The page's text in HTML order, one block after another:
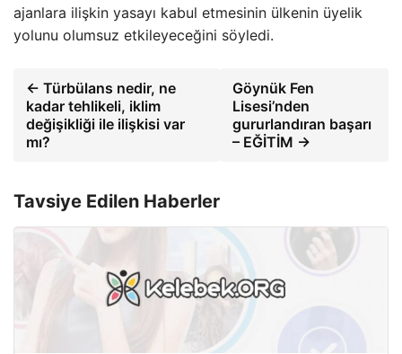
ajanlara ilişkin yasayı kabul etmesinin ülkenin üyelik
yolunu olumsuz etkileyeceğini söyledi.
← Türbülans nedir, ne
kadar tehlikeli, iklim
değişikliği ile ilişkisi var
mı?
Göynük Fen
Lisesi’nden
gururlandıran başarı
– EĞİTİM →
Tavsiye Edilen Haberler